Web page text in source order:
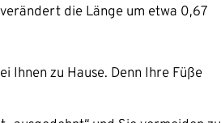
die Länge um etwa 0,67
Ihnen zu Hause. Denn Ihre Füße